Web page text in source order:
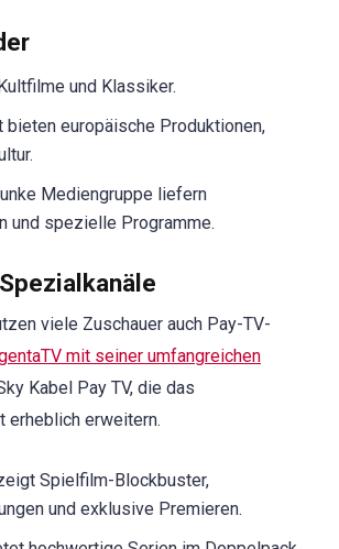
und Klassiker.
bieten europäische Produktionen,
Mediengruppe liefern
und spezielle Programme.
viele Zuschauer auch Pay-TV-
mit seiner umfangreichen
Kabel Pay TV, die das
erheblich erweitern.
Spielfilm-Blockbuster,
und exklusive Premieren.